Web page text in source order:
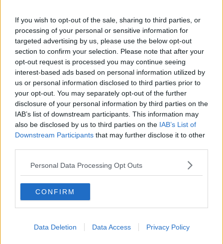
If you wish to opt-out of the sale, sharing to third parties, or
processing of your personal or sensitive information for
targeted advertising by us, please use the below opt-out
section to confirm your selection. Please note that after your
opt-out request is processed you may continue seeing
interest-based ads based on personal information utilized by
us or personal information disclosed to third parties prior to
your opt-out. You may separately opt-out of the further
disclosure of your personal information by third parties on the
IAB’s list of downstream participants. This information may
also be disclosed by us to third parties on the IAB’s List of
Downstream Participants that may further disclose it to other
Personal Data Processing Opt Outs
CONFIRM
Data Deletion Data Access Privacy Policy
Successo di "Dialogo per la pace"
Recuperata un'opera rubata nel 1998
Un convegno sul rischio sismico
​L’augurio di Natale del vescovo Migliavacca
Consiglio Comunale straordinario Luca Pacioli
Arrivano i primi dieci profughi
"Gratien prete inadeguato"
L'Organ Festival riparte dai virtuosismi polacchi
Una giornata dedicata all'arte